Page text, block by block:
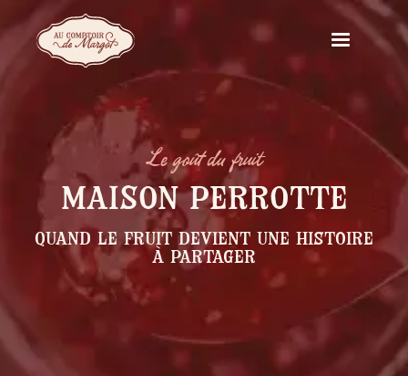
Le goût du fruit
Maison Perrotte
Quand le fruit devient une histoire
à partager